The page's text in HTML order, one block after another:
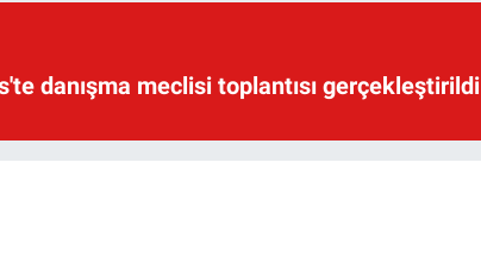
danışma meclisi toplantısı gerçekleştirildi